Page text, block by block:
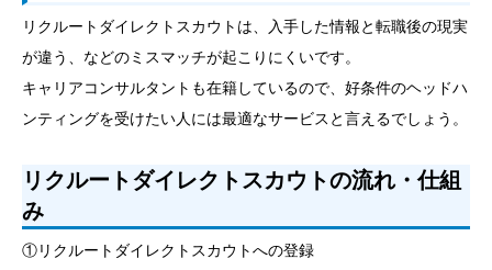
リクルートダイレクトスカウトは、入手した情報と転職後の現実
が違う、などのミスマッチが起こりにくいです。
キャリアコンサルタントも在籍しているので、好条件のヘッドハ
ンティングを受けたい人には最適なサービスと言えるでしょう。
リクルートダイレクトスカウトの流れ・仕組
み
①リクルートダイレクトスカウトへの登録